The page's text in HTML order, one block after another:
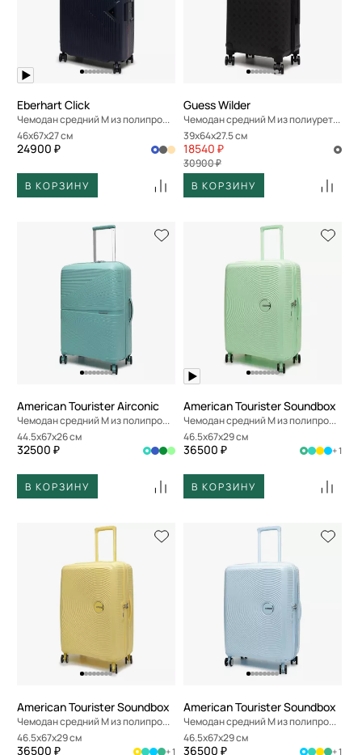
Eberhart Click
Чемодан средний M из полипропилена
46x67x27 см
24900 ₽
В КОРЗИНУ
Guess Wilder
Чемодан средний M из полиурeтана
39x64x27.5 см
18540 ₽
30900 ₽
В КОРЗИНУ
American Tourister Airconic
Чемодан средний M из полипропилена
44.5x67x26 см
32500 ₽
В КОРЗИНУ
American Tourister Soundbox
Чемодан средний M из полипропилена
46.5x67x29 см
36500 ₽ + 1
В КОРЗИНУ
American Tourister Soundbox
Чемодан средний M из полипропилена
46.5x67x29 см
36500 ₽ + 1
American Tourister Soundbox
Чемодан средний M из полипропилена
46.5x67x29 см
36500 ₽ + 1